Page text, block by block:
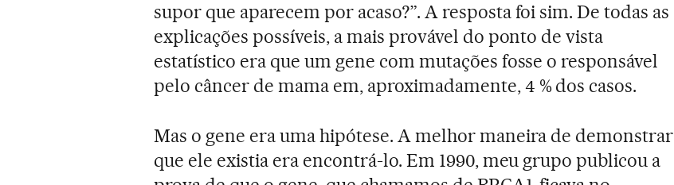
supor que aparecem por acaso?”. A resposta foi sim. De todas as
explicações possíveis, a mais provável do ponto de vista
estatístico era que um gene com mutações fosse o responsável
pelo câncer de mama em, aproximadamente, 4 % dos casos.
Mas o gene era uma hipótese. A melhor maneira de demonstrar
que ele existia era encontrá-lo. Em 1990, meu grupo publicou a